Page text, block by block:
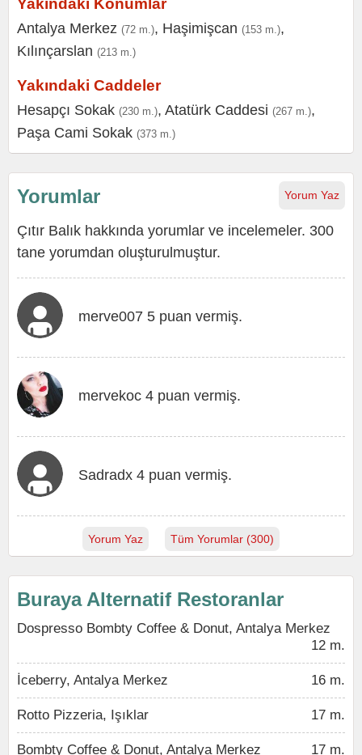
Yakındaki Konumlar
Antalya Merkez (72 m.), Haşimişcan (153 m.),
Kılınçarslan (213 m.)
Yakındaki Caddeler
Hesapçı Sokak (230 m.), Atatürk Caddesi (267 m.),
Paşa Cami Sokak (373 m.)
Yorum Yaz
Yorumlar
Çıtır Balık hakkında yorumlar ve incelemeler. 300
tane yorumdan oluşturulmuştur.
merve007 5 puan vermiş.
mervekoc 4 puan vermiş.
Sadradx 4 puan vermiş.
Yorum Yaz Tüm Yorumlar (300)
Buraya Alternatif Restoranlar
Dospresso Bombty Coffee & Donut, Antalya Merkez
12 m.
İceberry, Antalya Merkez 16 m.
Rotto Pizzeria, Işıklar 17 m.
Bombty Coffee & Donut, Antalya Merkez 17 m.